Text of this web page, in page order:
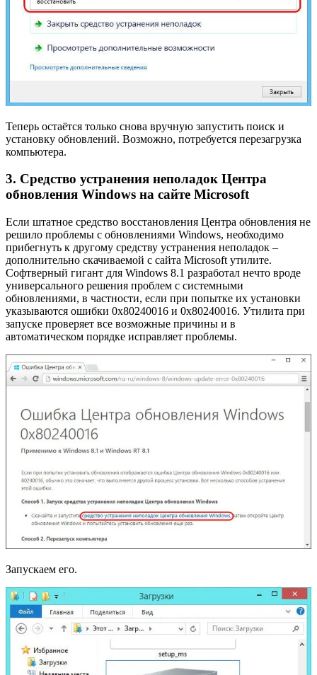
Теперь остаётся только снова вручную запустить поиск и
установку обновлений. Возможно, потребуется перезагрузка
компьютера.
3. Средство устранения неполадок Центра
обновления Windows на сайте Microsoft
Если штатное средство восстановления Центра обновления не
решило проблемы с обновлениями Windows, необходимо
прибегнуть к другому средству устранения неполадок –
дополнительно скачиваемой с сайта Microsoft утилите.
Софтверный гигант для Windows 8.1 разработал нечто вроде
универсального решения проблем с системными
обновлениями, в частности, если при попытке их установки
указываются ошибки 0x80240016 и 0x80240016. Утилита при
запуске проверяет все возможные причины и в
автоматическом порядке исправляет проблемы.
Запускаем его.